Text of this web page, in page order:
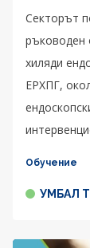
Секторът
ръководен
хиляди
ЕРХПГ,
Обучение
УМБАЛ